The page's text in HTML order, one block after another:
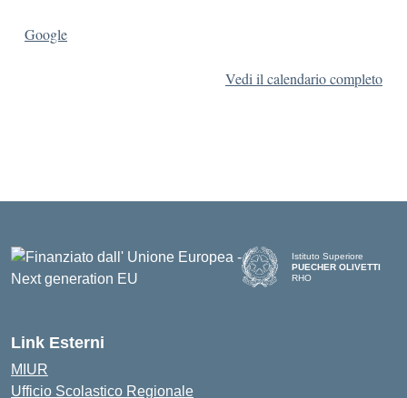
Google
Vedi il calendario completo
Istituto Superiore
PUECHER OLIVETTI
RHO
Link Esterni
MIUR
Ufficio Scolastico Regionale